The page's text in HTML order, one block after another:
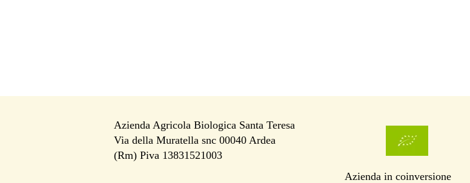
i
Azienda Agricola Biologica Santa Teresa
Via della Muratella snc 00040 Ardea
(Rm) Piva 13831521003
Azienda in coinversione